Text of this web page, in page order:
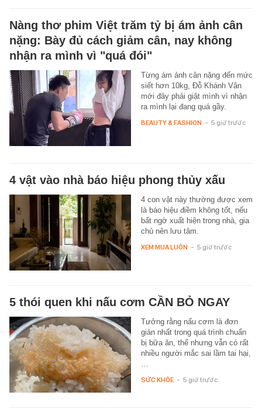
Nàng thơ phim Việt trăm tỷ bị ám ảnh cân
nặng: Bày đủ cách giảm cân, nay không
nhận ra mình vì "quá đói"
Từng ám ảnh cân nặng đến mức
siết hơn 10kg, Đỗ Khánh Vân
mới đây phải giật mình vì nhận
ra mình lại đang quá gầy.
BEAUTY & FASHION - 5 giờ trước
4 vật vào nhà báo hiệu phong thủy xấu
4 con vật này thường được xem
là báo hiệu điềm không tốt, nếu
bất ngờ xuất hiện trong nhà, gia
chủ nên lưu tâm.
XEM MUA LUÔN - 5 giờ trước
5 thói quen khi nấu cơm CẦN BỎ NGAY
Tưởng rằng nấu cơm là đơn
giản nhất trong quá trình chuẩn
bị bữa ăn, thế nhưng vẫn có rất
nhiều người mắc sai lầm tai hại,
…
SỨC KHỎE - 5 giờ trước